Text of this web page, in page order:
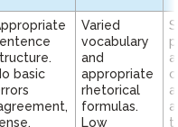
考生指南
可以期待什么
basic
Varied
vocabulary
and
appropriate
rhetorical
formulas.
Low